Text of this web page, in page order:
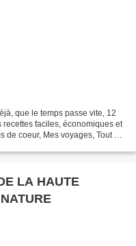
que le temps passe vite, 12
faciles, économiques et
coeur, Mes voyages, Tout ce
LA HAUTE